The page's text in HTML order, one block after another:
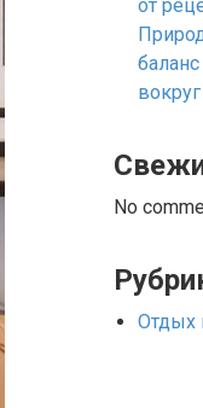
от
вокруг
No
Отдых